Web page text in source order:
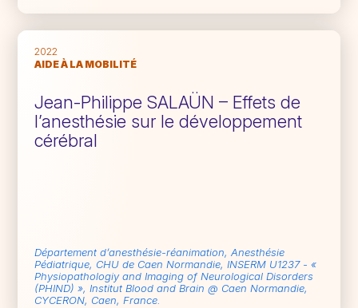
2022
AIDE À LA MOBILITÉ
Jean-Philippe SALAÜN – Effets de
l’anesthésie sur le développement
cérébral
Département d’anesthésie-réanimation, Anesthésie
Pédiatrique, CHU de Caen Normandie, INSERM U1237 - «
Physiopathologiy and Imaging of Neurological Disorders
(PHIND) », Institut Blood and Brain @ Caen Normandie,
CYCERON, Caen, France.